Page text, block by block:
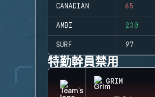
CANADIAN 65
AMBI 230
SURF 97
特勤幹員禁用
GRIM